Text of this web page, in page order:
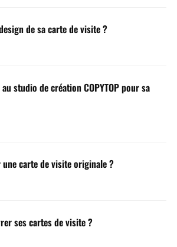
de sa carte de visite ?
studio de création COPYTOP pour sa
carte de visite originale ?
ses cartes de visite ?